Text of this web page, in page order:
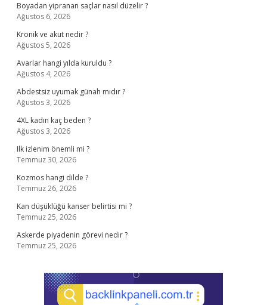
Boyadan yipranan saçlar nasıl düzelir ?
Ağustos 6, 2026
Kronik ve akut nedir ?
Ağustos 5, 2026
Avarlar hangi yılda kuruldu ?
Ağustos 4, 2026
Abdestsiz uyumak günah mıdır ?
Ağustos 3, 2026
4XL kadın kaç beden ?
Ağustos 3, 2026
Ilk izlenim önemli mi ?
Temmuz 30, 2026
Kozmos hangi dilde ?
Temmuz 26, 2026
Kan düşüklüğü kanser belirtisi mi ?
Temmuz 25, 2026
Askerde piyadenin görevi nedir ?
Temmuz 25, 2026